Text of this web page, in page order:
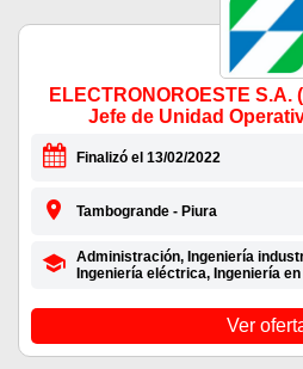
ELECTRONOROESTE S.A.
Jefe de Unidad
Finalizó el 13/02/2022
Tambogrande - Piura
Administración, Ingeniería
Ingeniería eléctrica, Ingeniería
Ver